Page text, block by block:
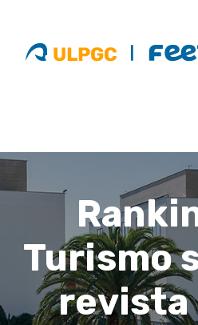
Turismo
revista